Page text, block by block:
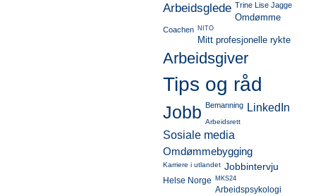
Arbeidsglede Trine Lise Jagge
Omdømme
Coachen NITO
Mitt profesjonelle rykte
Arbeidsgiver
Tips og råd
Jobb Bemanning LinkedIn
Arbeidsrett
Sosiale media
Omdømmebygging
Karriere i utlandet Jobbintervju
Helse Norge MKS24
Arbeidspsykologi